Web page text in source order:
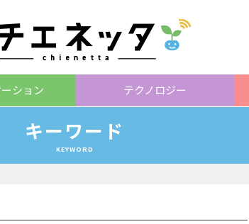
ション テクノロジー
キーワード
KEYWORD